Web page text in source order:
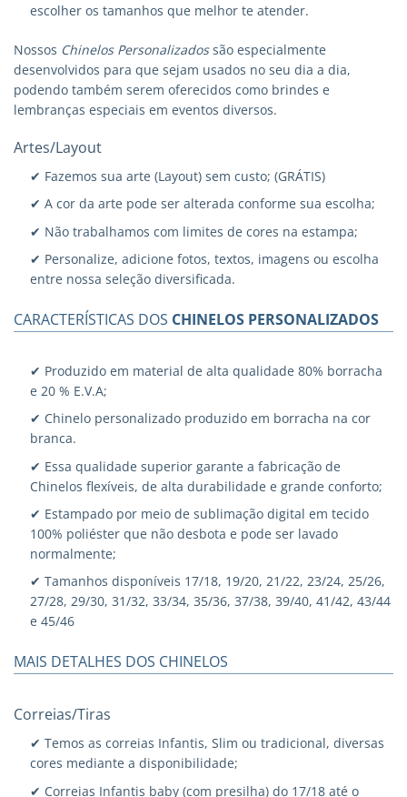
escolher os tamanhos que melhor te atender.
Nossos Chinelos Personalizadossão especialmente
desenvolvidos para que sejam usados no seu dia a dia,
podendo também serem oferecidos como brindes e
lembranças especiais em eventos diversos.
Artes/Layout
✔ Fazemos sua arte (Layout) sem custo; (GRÁTIS)
✔ A cor da arte pode ser alterada conforme sua escolha;
✔ Não trabalhamos com limites de cores na estampa;
✔ Personalize, adicione fotos, textos, imagens ou escolha
entre nossa seleção diversificada.
CARACTERÍSTICAS DOS CHINELOS PERSONALIZADOS
✔ Produzido em material de alta qualidade 80% borracha
e 20 % E.V.A;
✔ Chinelo personalizado produzido em borracha na cor
branca.
✔ Essa qualidade superior garante a fabricação de
Chinelos flexíveis, de alta durabilidade e grande conforto;
✔ Estampado por meio de sublimação digital em tecido
100% poliéster que não desbota e pode ser lavado
normalmente;
✔ Tamanhos disponíveis 17/18, 19/20, 21/22, 23/24, 25/26,
27/28, 29/30, 31/32, 33/34, 35/36, 37/38, 39/40, 41/42, 43/44
e 45/46
MAIS DETALHES DOS CHINELOS
Correias/Tiras
✔ Temos as correias Infantis, Slim ou tradicional, diversas
cores mediante a disponibilidade;
✔ Correias Infantis baby (com presilha) do 17/18 até o